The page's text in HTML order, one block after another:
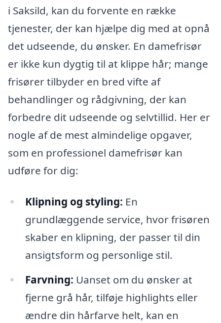
i Saksild, kan du forvente en række
tjenester, der kan hjælpe dig med at opnå
det udseende, du ønsker. En damefrisør
er ikke kun dygtig til at klippe hår; mange
frisører tilbyder en bred vifte af
behandlinger og rådgivning, der kan
forbedre dit udseende og selvtillid. Her er
nogle af de mest almindelige opgaver,
som en professionel damefrisør kan
udføre for dig:
Klipning og styling: En
grundlæggende service, hvor frisøren
skaber en klipning, der passer til din
ansigtsform og personlige stil.
Farvning: Uanset om du ønsker at
fjerne grå hår, tilføje highlights eller
ændre din hårfarve helt, kan en